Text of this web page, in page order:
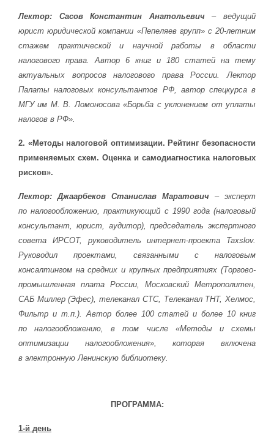
Лектор: Сасов Константин Анатольевич– ведущий
юрист юридической компании «Пепеляев групп» с 20-летним
стажем практической и научной работы в области
налогового права. Автор 6 книг и 180 статей на тему
актуальных вопросов налогового права России. Лектор
Палаты налоговых консультантов РФ, автор спецкурса в
МГУ им М. В. Ломоносова «Борьба с уклонением от уплаты
налогов в РФ».
2. «Методы налоговой оптимизации. Рейтинг безопасности
применяемых схем. Оценка и самодиагностика налоговых
рисков».
Лектор: Джаарбеков Станислав Маратович – эксперт
по налогообложению, практикующий с 1990 года (налоговый
консультант, юрист, аудитор), председатель экспертного
совета ИРСОТ, руководитель интернет-проекта Taxslov.
Руководил проектами, связанными с налоговым
консалтингом на средних и крупных предприятиях (Торгово-
промышленная плата России, Московский Метрополитен,
САБ Миллер (Эфес), телеканал СТС, Телеканал ТНТ, Хелмос,
Фильтр и т.п.). Автор более 100 статей и более 10 книг
по налогообложению, в том числе «Методы и схемы
оптимизации налогообложения», которая включена
в электронную Ленинскую библиотеку.
ПРОГРАММА:
1-й день